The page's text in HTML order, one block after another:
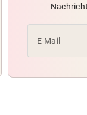
E-Mail